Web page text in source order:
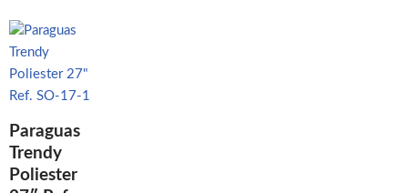
Paraguas
Trendy
Poliester